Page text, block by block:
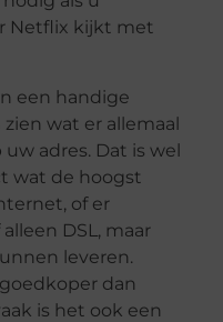
Netflix kijkt met
een handige
wat er allemaal
adres. Dat is wel
wat de hoogst
of er
DSL, maar
leveren.
dan
is het ook een